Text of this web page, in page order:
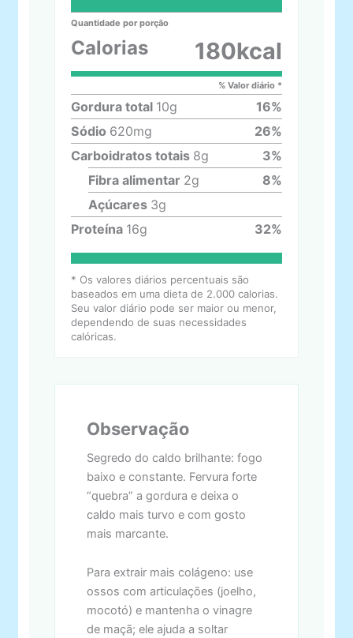
Quantidade por porção
Calorias 180kcal
% Valor diário *
Gordura total 10g 16%
Sódio 620mg 26%
Carboidratos totais 8g 3%
Fibra alimentar 2g 8%
Açúcares 3g
Proteína 16g 32%
* Os valores diários percentuais são
baseados em uma dieta de 2.000 calorias.
Seu valor diário pode ser maior ou menor,
dependendo de suas necessidades
calóricas.
Observação
Segredo do caldo brilhante: fogo
baixo e constante. Fervura forte
“quebra” a gordura e deixa o
caldo mais turvo e com gosto
mais marcante.
Para extrair mais colágeno: use
ossos com articulações (joelho,
mocotó) e mantenha o vinagre
de maçã; ele ajuda a soltar